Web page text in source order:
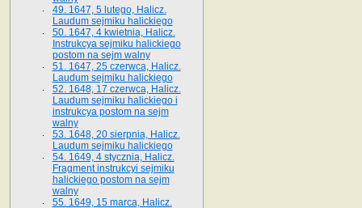
49. 1647, 5 lutego, Halicz.
Laudum sejmiku halickiego
50. 1647, 4 kwietnia, Halicz.
Instrukcya sejmiku halickiego
postom na sejm walny
51. 1647, 25 czerwca, Halicz.
Laudum sejmiku halickiego
52. 1648, 17 czerwca, Halicz.
Laudum sejmiku halickiego i
instrukcya postom na sejm
walny
53. 1648, 20 sierpnia, Halicz.
Laudum sejmiku halickiego
54. 1649, 4 stycznia, Halicz.
Fragment instrukcyi sejmiku
halickiego postom na sejm
walny
55. 1649, 15 marca, Halicz.